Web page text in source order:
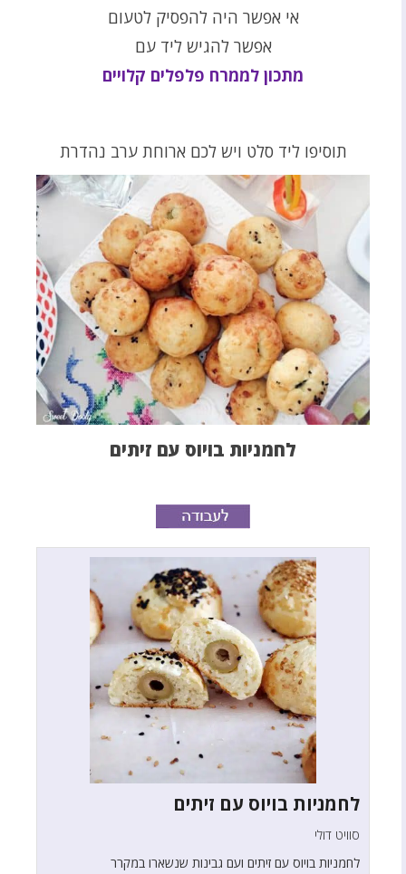
אי אפשר היה להפסיק לטעום
אפשר להגיש ליד עם
מתכון לממרח פלפלים קלויים
תוסיפו ליד סלט ויש לכם ארוחת ערב נהדרת
לחמניות בויוס עם זיתים
לחמניות בויוס עם זיתים
סוויט דולי
לחמניות בויוס עם זיתים ועם גבינות שנשארו במקרר